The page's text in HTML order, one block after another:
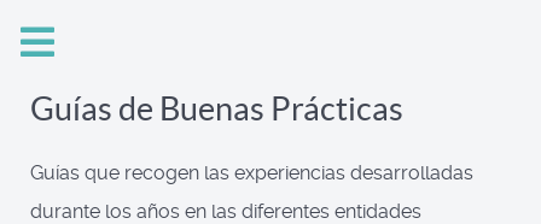
Guías de Buenas Prácticas
Guías que recogen las experiencias desarrolladas
durante los años en las diferentes entidades